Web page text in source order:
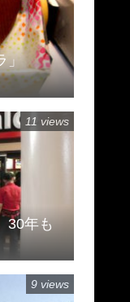
」
30年も
11 views
9 views